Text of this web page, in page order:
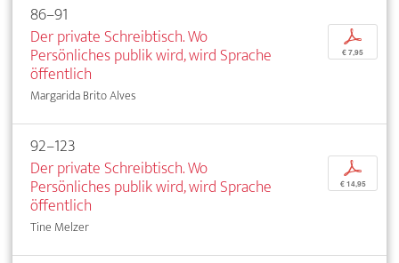
86–91
Der private Schreibtisch. Wo
Persönliches publik wird, wird Sprache
öffentlich
Margarida Brito Alves
p
€ 7,95
92–123
Der private Schreibtisch. Wo
Persönliches publik wird, wird Sprache
öffentlich
Tine Melzer
p
€ 14,95